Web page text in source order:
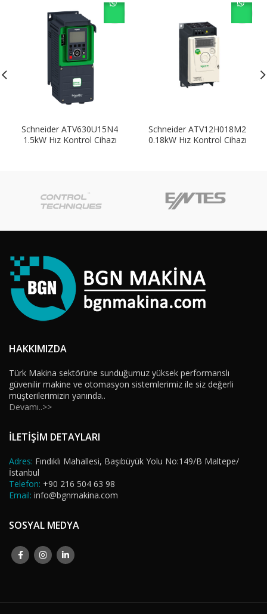
Schneider ATV630U15N4
1.5kW Hız Kontrol Cihazı
Schneider ATV12H018M2
0.18kW Hız Kontrol Cihazı
HAKKIMIZDA
Türk Makina sektörüne sunduğumuz yüksek performanslı
güvenilir makine ve otomasyon sistemlerimiz ile siz değerli
müşterilerimizin yanında..
Devamı..>>
İLETİŞİM DETAYLARI
Adres: Fındıklı Mahallesi, Başıbüyük Yolu No:149/B Maltepe/
İstanbul
Telefon: +90 216 504 63 98
Email: info@bgnmakina.com
SOSYAL MEDYA